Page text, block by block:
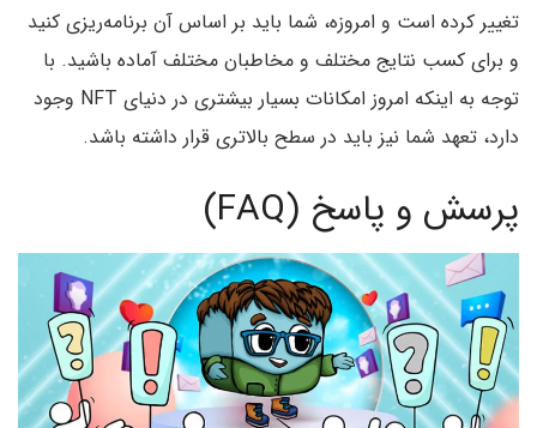
تغییر کرده است و امروزه، شما باید بر اساس آن برنامه‌ریزی کنید
و برای کسب نتایج مختلف و مخاطبان مختلف آماده باشید. با
توجه به اینکه امروز امکانات بسیار بیشتری در دنیای NFT وجود
دارد، تعهد شما نیز باید در سطح بالاتری قرار داشته باشد.
پرسش و پاسخ (FAQ)